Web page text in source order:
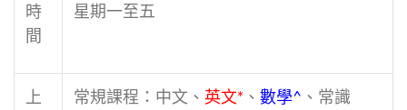
時
間
星期一至五
上
常規課程 ：中文、 英文* 、 數學^ 、常識